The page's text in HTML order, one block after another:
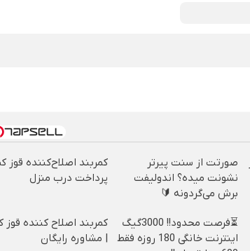
صورتت از سنت پیرتر
نشونت میده؟ اندولیفت
برش می‌گردونه 🔰
کمربند اصلاح‌کننده قوز
پرداخت درب منزل
⏳فرصت محدود!! 3000گیگ
اینترنت خانگی 180 روزه فقط
کمربند اصلاح کننده قوز
| مشاوره رایگان